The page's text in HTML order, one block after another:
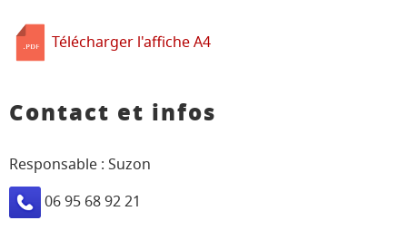
Télécharger l'affiche A4
Contact et infos
Responsable : Suzon
06 95 68 92 21